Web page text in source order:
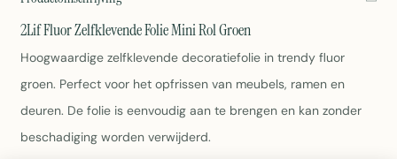
2Lif Fluor Zelfklevende Folie Mini Rol Groen
Hoogwaardige zelfklevende decoratiefolie in trendy fluor
groen. Perfect voor het opfrissen van meubels, ramen en
deuren. De folie is eenvoudig aan te brengen en kan zonder
beschadiging worden verwijderd.